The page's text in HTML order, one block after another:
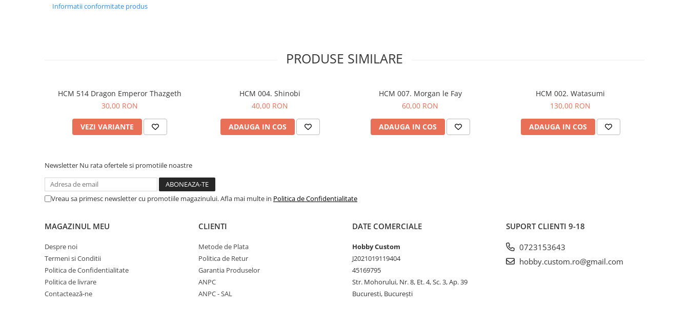
Informatii conformitate produs
PRODUSE SIMILARE
HCM 514 Dragon Emperor Thazgeth
30,00 RON
VEZI VARIANTE
HCM 004. Shinobi
40,00 RON
ADAUGA IN COS
HCM 007. Morgan le Fay
60,00 RON
ADAUGA IN COS
HCM 002. Watasumi
130,00 RON
ADAUGA IN COS
Newsletter Nu rata ofertele si promotiile noastre
Vreau sa primesc newsletter cu promotiile magazinului. Afla mai multe in Politica de Confidentialitate
MAGAZINUL MEU
Despre noi
Termeni si Conditii
Politica de Confidentialitate
Politica de livrare
Contactează-ne
CLIENTI
Metode de Plata
Politica de Retur
Garantia Produselor
ANPC
ANPC - SAL
DATE COMERCIALE
Hobby Custom
J2021019119404
45169795
Str. Mohorului, Nr. 8, Et. 4, Sc. 3, Ap. 39
Bucuresti, București
SUPORT CLIENTI 9-18
0723153643
hobby.custom.ro@gmail.com